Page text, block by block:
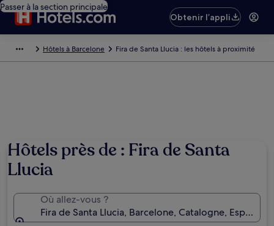
Passer à la section principale
Obtenir l’appli
Hôtels à Barcelone Fira de Santa Llucia : les hôtels à proximité
Hôtels près de : Fira de Santa
Llucia
Où allez-vous ?
Fira de Santa Llucia, Barcelone, Catalogne, Espagne